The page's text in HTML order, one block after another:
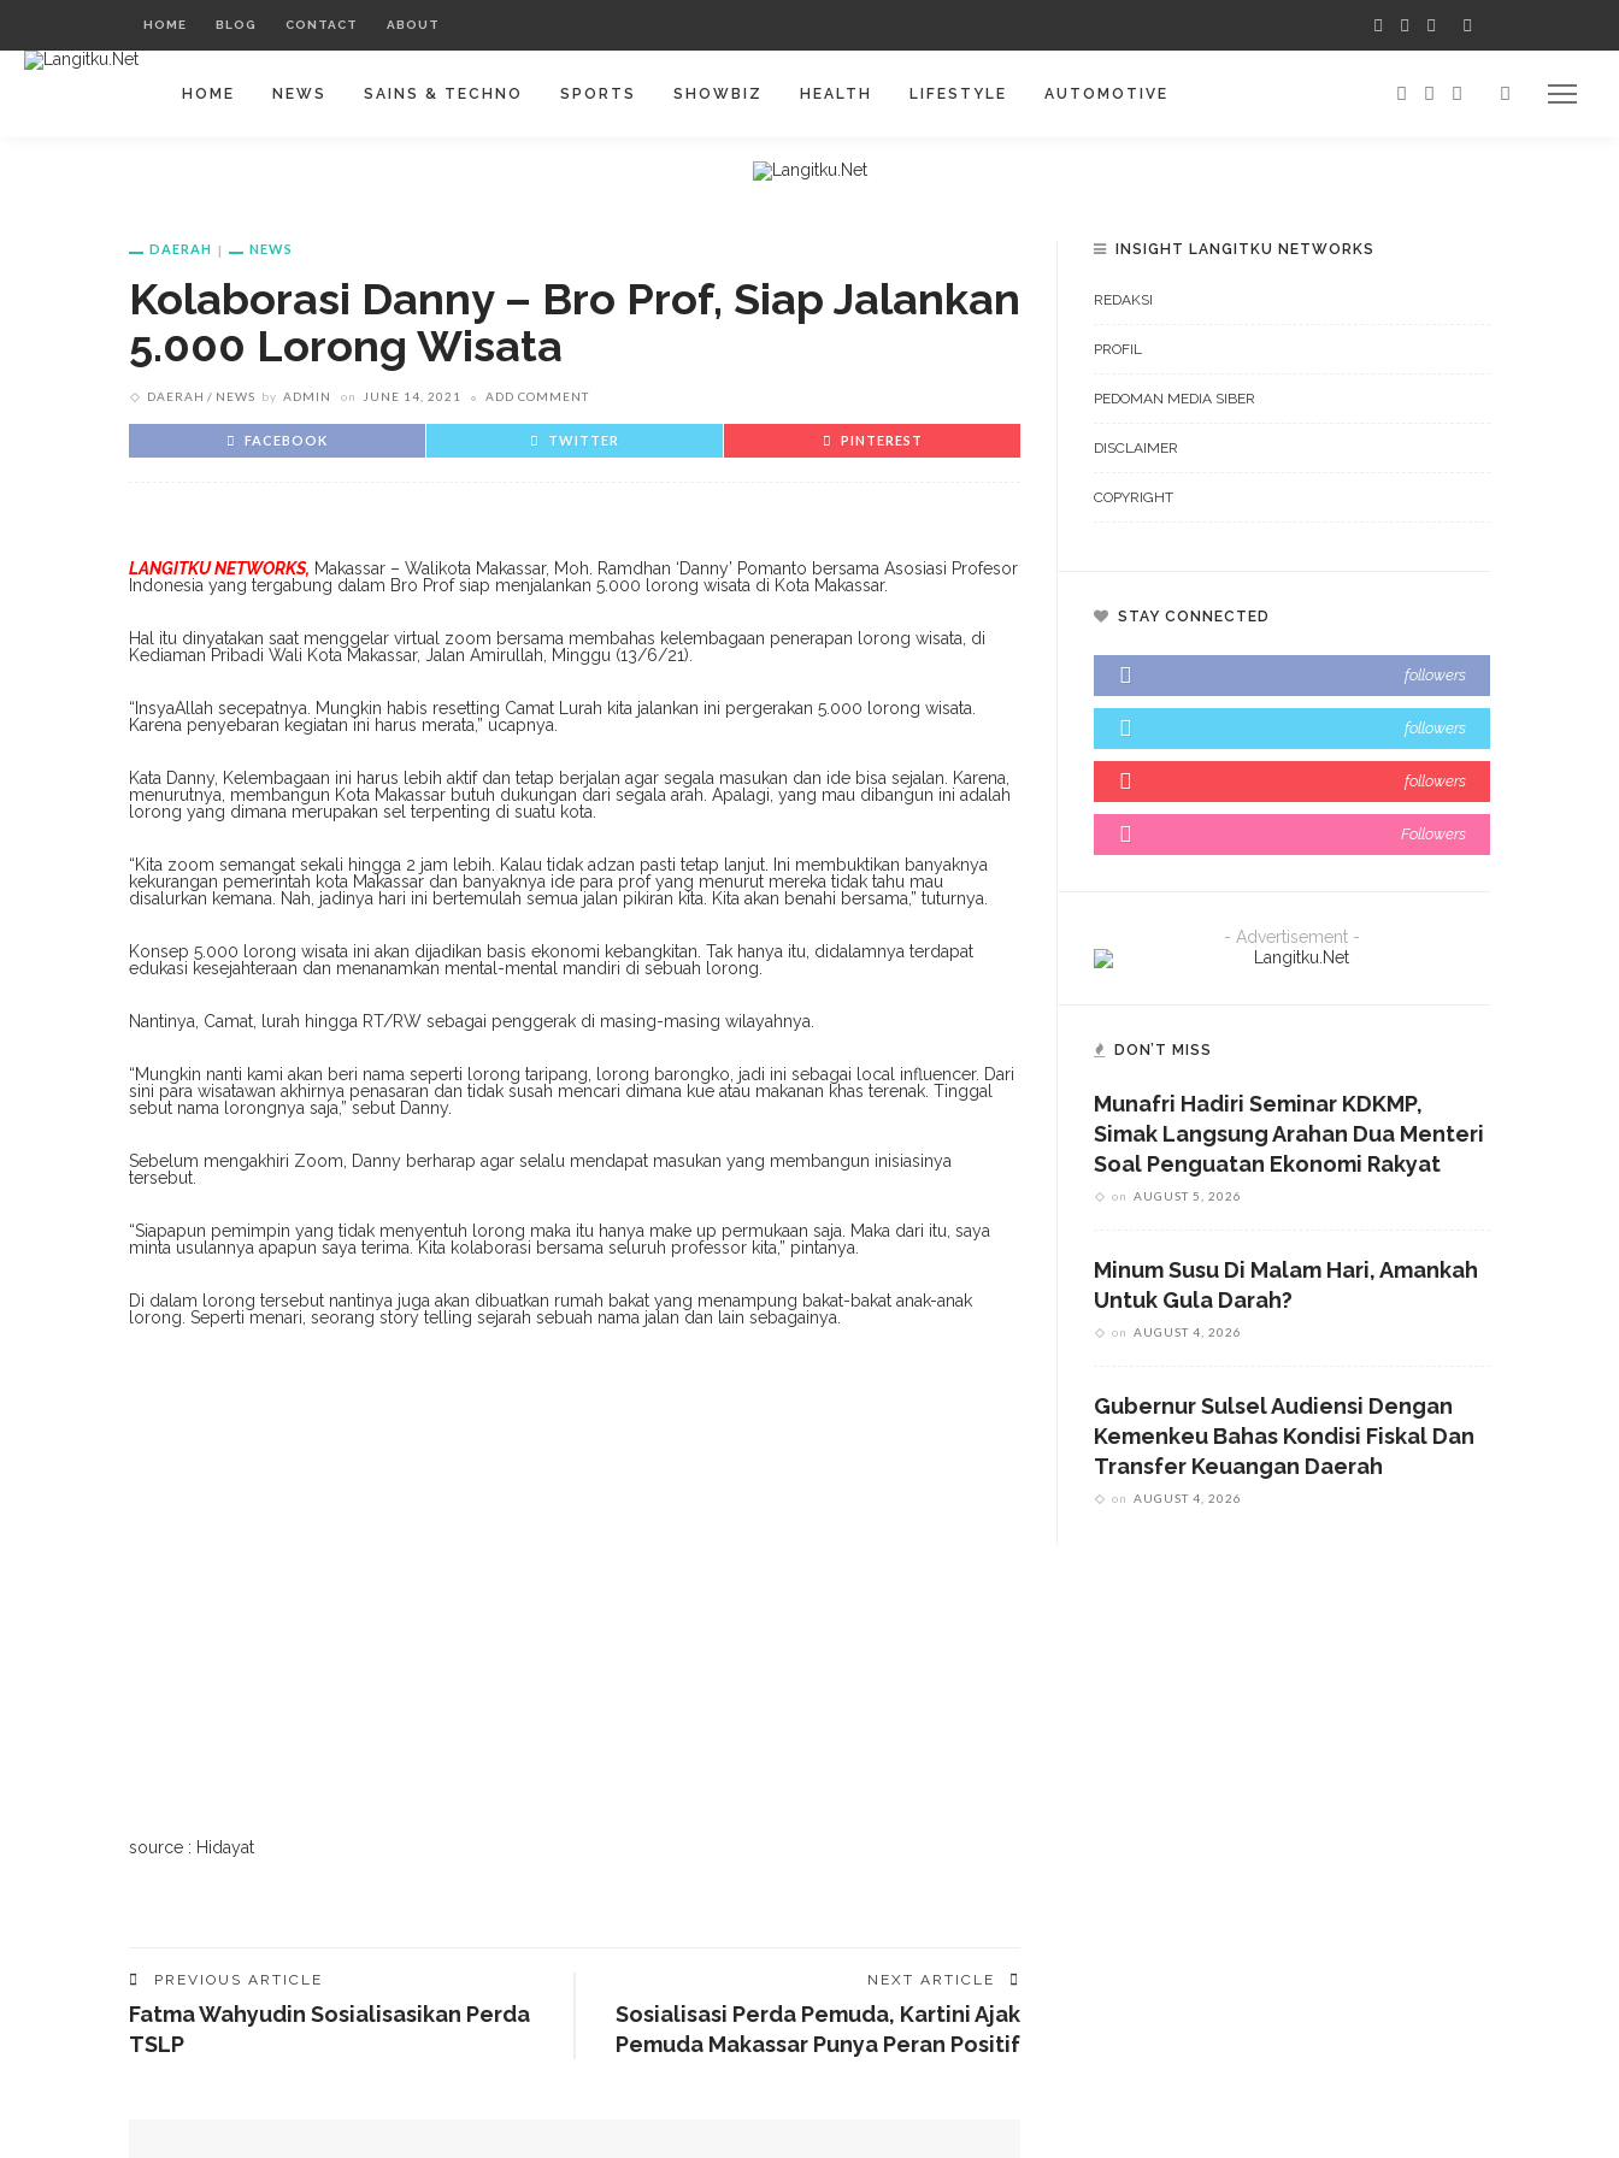
HOME BLOG CONTACT ABOUT
HOME NEWS SAINS & TECHNO SPORTS SHOWBIZ HEALTH LIFESTYLE AUTOMOTIVE
DAERAH NEWS
Kolaborasi Danny – Bro Prof, Siap Jalankan
5.000 Lorong Wisata
DAERAH NEWS by ADMIN on JUNE 14, 2021 ADD COMMENT
FACEBOOK TWITTER PINTEREST
LANGITKU NETWORKS, Makassar – Walikota Makassar, Moh. Ramdhan ‘Danny’ Pomanto bersama Asosiasi Profesor
Indonesia yang tergabung dalam Bro Prof siap menjalankan 5.000 lorong wisata di Kota Makassar.
Hal itu dinyatakan saat menggelar virtual zoom bersama membahas kelembagaan penerapan lorong wisata, di
Kediaman Pribadi Wali Kota Makassar, Jalan Amirullah, Minggu (13/6/21).
“InsyaAllah secepatnya. Mungkin habis resetting Camat Lurah kita jalankan ini pergerakan 5.000 lorong wisata.
Karena penyebaran kegiatan ini harus merata,” ucapnya.
Kata Danny, Kelembagaan ini harus lebih aktif dan tetap berjalan agar segala masukan dan ide bisa sejalan. Karena,
menurutnya, membangun Kota Makassar butuh dukungan dari segala arah. Apalagi, yang mau dibangun ini adalah
lorong yang dimana merupakan sel terpenting di suatu kota.
“Kita zoom semangat sekali hingga 2 jam lebih. Kalau tidak adzan pasti tetap lanjut. Ini membuktikan banyaknya
kekurangan pemerintah kota Makassar dan banyaknya ide para prof yang menurut mereka tidak tahu mau
disalurkan kemana. Nah, jadinya hari ini bertemulah semua jalan pikiran kita. Kita akan benahi bersama,” tuturnya.
Konsep 5.000 lorong wisata ini akan dijadikan basis ekonomi kebangkitan. Tak hanya itu, didalamnya terdapat
edukasi kesejahteraan dan menanamkan mental-mental mandiri di sebuah lorong.
Nantinya, Camat, lurah hingga RT/RW sebagai penggerak di masing-masing wilayahnya.
“Mungkin nanti kami akan beri nama seperti lorong taripang, lorong barongko, jadi ini sebagai local influencer. Dari
sini para wisatawan akhirnya penasaran dan tidak susah mencari dimana kue atau makanan khas terenak. Tinggal
sebut nama lorongnya saja,” sebut Danny.
Sebelum mengakhiri Zoom, Danny berharap agar selalu mendapat masukan yang membangun inisiasinya
tersebut.
“Siapapun pemimpin yang tidak menyentuh lorong maka itu hanya make up permukaan saja. Maka dari itu, saya
minta usulannya apapun saya terima. Kita kolaborasi bersama seluruh professor kita,” pintanya.
Di dalam lorong tersebut nantinya juga akan dibuatkan rumah bakat yang menampung bakat-bakat anak-anak
lorong. Seperti menari, seorang story telling sejarah sebuah nama jalan dan lain sebagainya.
source : Hidayat
PREVIOUS ARTICLE
Fatma Wahyudin Sosialisasikan Perda
TSLP
NEXT ARTICLE
Sosialisasi Perda Pemuda, Kartini Ajak
Pemuda Makassar Punya Peran Positif
INSIGHT LANGITKU NETWORKS
REDAKSI
PROFIL
PEDOMAN MEDIA SIBER
DISCLAIMER
COPYRIGHT
STAY CONNECTED
followers
followers
followers
Followers
- Advertisement -
DON’T MISS
Munafri Hadiri Seminar KDKMP,
Simak Langsung Arahan Dua Menteri
Soal Penguatan Ekonomi Rakyat
on AUGUST 5, 2026
Minum Susu Di Malam Hari, Amankah
Untuk Gula Darah?
on AUGUST 4, 2026
Gubernur Sulsel Audiensi Dengan
Kemenkeu Bahas Kondisi Fiskal Dan
Transfer Keuangan Daerah
on AUGUST 4, 2026